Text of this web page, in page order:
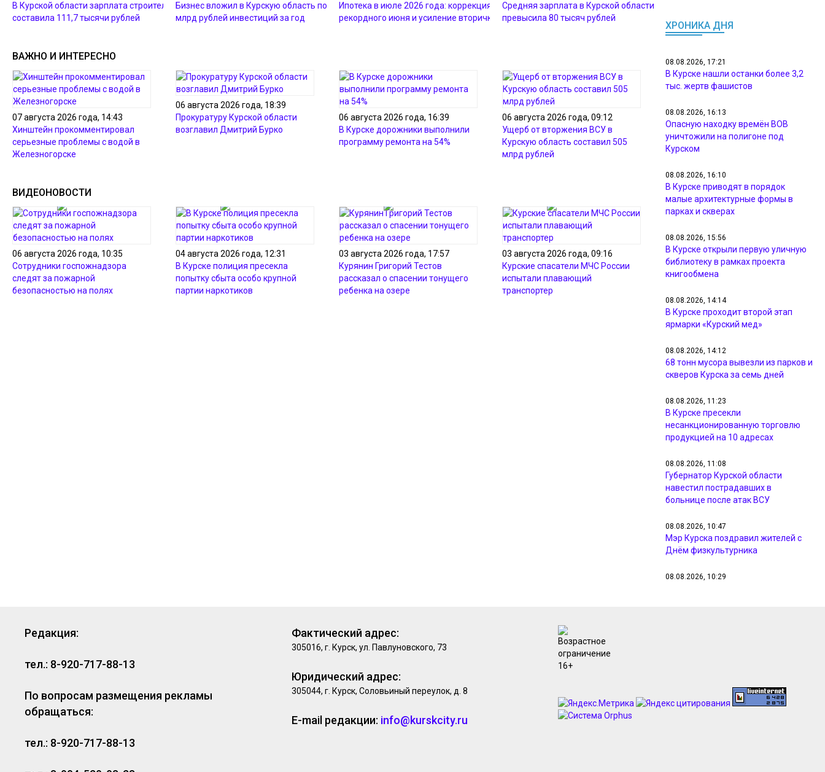
В Курской области зарплата строителей
составила 111,7 тысячи рублей
Бизнес вложил в Курскую область почти 221
млрд рублей инвестиций за год
Ипотека в июле 2026 года: коррекция после
рекордного июня и усиление вторички
Средняя зарплата в Курской области
превысила 80 тысяч рублей
ВАЖНО И ИНТЕРЕСНО
07 августа 2026 года, 14:43
Хинштейн прокомментировал
серьезные проблемы с водой в
Железногорске
06 августа 2026 года, 18:39
Прокуратуру Курской области
возглавил Дмитрий Бурко
06 августа 2026 года, 16:39
В Курске дорожники выполнили
программу ремонта на 54%
06 августа 2026 года, 09:12
Ущерб от вторжения ВСУ в
Курскую область составил 505
млрд рублей
ВИДЕОНОВОСТИ
06 августа 2026 года, 10:35
Сотрудники госпожнадзора
следят за пожарной
безопасностью на полях
04 августа 2026 года, 12:31
В Курске полиция пресекла
попытку сбыта особо крупной
партии наркотиков
03 августа 2026 года, 17:57
Курянин Григорий Тестов
рассказал о спасении тонущего
ребенка на озере
03 августа 2026 года, 09:16
Курские спасатели МЧС России
испытали плавающий
транспортер
ХРОНИКА ДНЯ
08.08.2026, 17:21
В Курске нашли останки более 3,2
тыс. жертв фашистов
08.08.2026, 16:13
Опасную находку времён ВОВ
уничтожили на полигоне под
Курском
08.08.2026, 16:10
В Курске приводят в порядок
малые архитектурные формы в
парках и скверах
08.08.2026, 15:56
В Курске открыли первую уличную
библиотеку в рамках проекта
книгообмена
08.08.2026, 14:14
В Курске проходит второй этап
ярмарки «Курский мед»
08.08.2026, 14:12
68 тонн мусора вывезли из парков и
скверов Курска за семь дней
08.08.2026, 11:23
В Курске пресекли
несанкционированную торговлю
продукцией на 10 адресах
08.08.2026, 11:08
Губернатор Курской области
навестил пострадавших в
больнице после атак ВСУ
08.08.2026, 10:47
Мэр Курска поздравил жителей с
Днём физкультурника
08.08.2026, 10:29
08.08.2026, 09:24
Редакция:
тел.: 8-920-717-88-13
По вопросам размещения рекламы
обращаться:
тел.: 8-920-717-88-13
Фактический адрес:
305016, г. Курск, ул. Павлуновского, 73
Юридический адрес:
305044, г. Курск, Соловьиный переулок, д. 8
E-mail редакции: info@kurskcity.ru